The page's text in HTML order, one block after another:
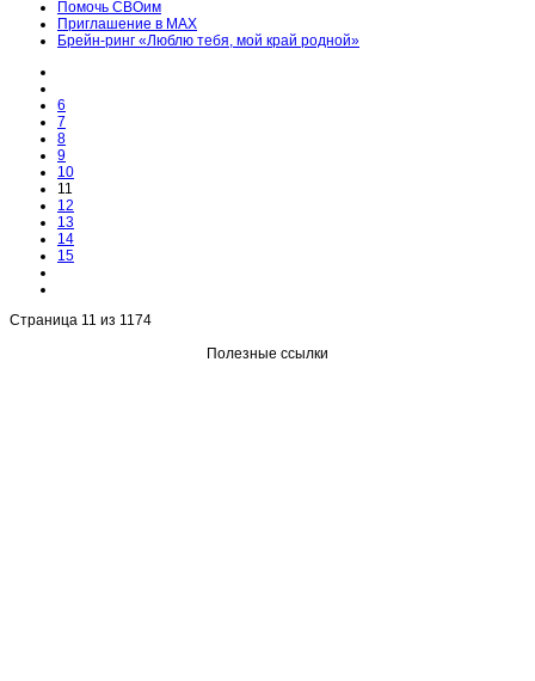
Помочь СВОим
Приглашение в МАХ
Брейн-ринг «Люблю тебя, мой край родной»
6
7
8
9
10
11
12
13
14
15
Страница 11 из 1174
Полезные ссылки